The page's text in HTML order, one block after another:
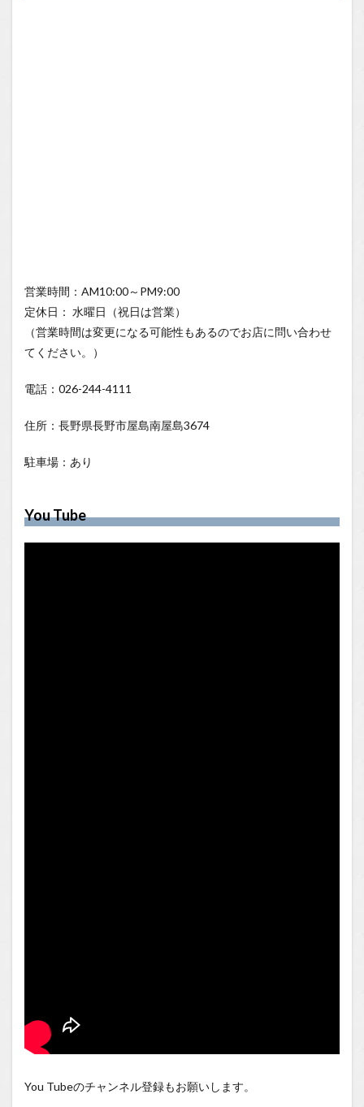
営業時間：AM10:00～PM9:00
定休日： 水曜日（祝日は営業）
（営業時間は変更になる可能性もあるのでお店に問い合わせ
てください。）
電話：026-244-4111
住所：長野県長野市屋島南屋島3674
駐車場：あり
You Tube
You Tubeのチャンネル登録もお願いします。